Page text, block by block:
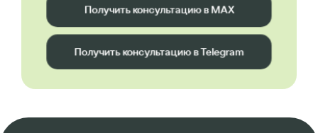
Получить консультацию в MAX
Получить консультацию в Telegram